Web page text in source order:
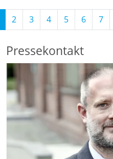
2 3 4 5 6 7
Pressekontakt